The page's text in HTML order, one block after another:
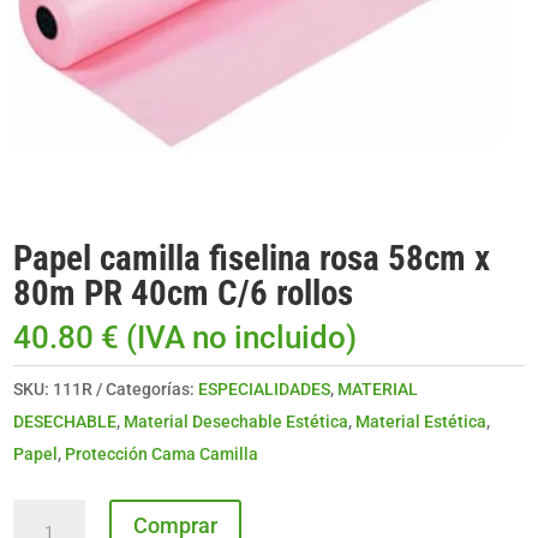
Papel camilla fiselina rosa 58cm x
80m PR 40cm C/6 rollos
40.80 € (IVA no incluido)
SKU: 111R Categorías: ESPECIALIDADES, MATERIAL
DESECHABLE, Material Desechable Estética, Material Estética,
Papel, Protección Cama Camilla
Comprar